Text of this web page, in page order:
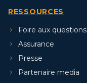
RESSOURCES
Foire aux questions
Assurance
Presse
Partenaire media